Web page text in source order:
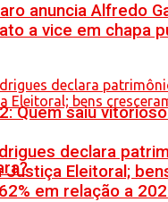
Quem saiu
anuncia Alfredo
a vice em chapa
declara
Justiça Eleitoral;
em relação a